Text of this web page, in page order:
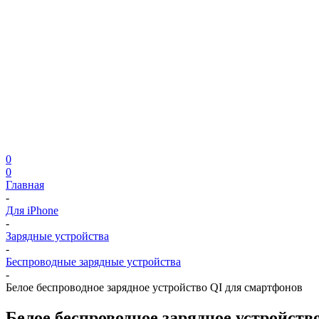
0
0
Главная
-
Для iPhone
-
Зарядные устройства
-
Беспроводные зарядные устройства
-
Белое беспроводное зарядное устройство QI для смартфонов